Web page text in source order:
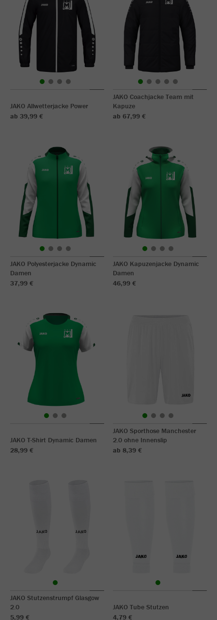
JAKO Allwetterjacke Power
ab 39,99 €
JAKO Coachjacke Team mit
Kapuze
ab 67,99 €
JAKO Polyesterjacke Dynamic
Damen
37,99 €
JAKO Kapuzenjacke Dynamic
Damen
46,99 €
JAKO T-Shirt Dynamic Damen
28,99 €
JAKO Sporthose Manchester
2.0 ohne Innenslip
ab 8,39 €
JAKO Stutzenstrumpf Glasgow
2.0
5,99 €
JAKO Tube Stutzen
4,79 €